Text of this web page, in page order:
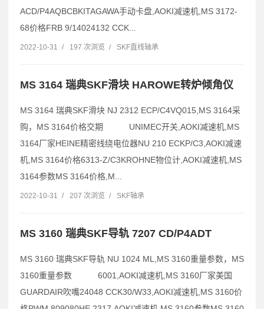
ACD/P4AQBCBKITAGAWA手动卡盘,AOKI减速机,MS 3172-
68价格FRB 9/14024132 CCK...
2022-10-31 / 197 次浏览 / SKF直线轴承
MS 3164 瑞典SKF滑块 HAROWE转炉倾角仪
MS 3164 瑞典SKF滑块 NJ 2312 ECP/C4VQ015,MS 3164采
购，MS 3164价格交期 UNIMEC开关,AOKI减速机,MS
3164厂家HEINE精密线绕电位器NU 210 ECKP/C3,AOKI减速
机,MS 3164价格6313-Z/C3KROHNE物位计,AOKI减速机,MS
3164参数MS 3164价格,M...
2022-10-31 / 207 次浏览 / SKF轴承
MS 3160 瑞典SKF导轨 7207 CD/P4ADT
MS 3160 瑞典SKF导轨 NU 1024 ML,MS 3160重量参数，MS
3160重量参数 6001,AOKI减速机,MS 3160厂家美国
GUARDAIR吹嘴24048 CCK30/W33,AOKI减速机,MS 3160价